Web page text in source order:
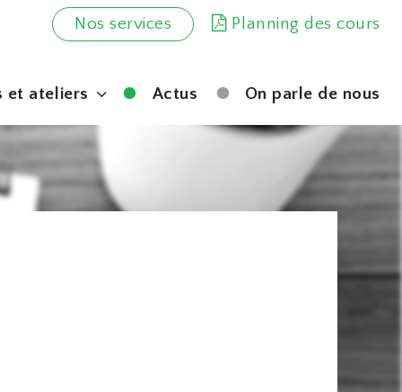
Nos services Planning des cours
et ateliers Actus On parle de nous